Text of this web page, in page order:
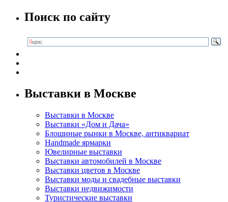
Поиск по сайту
Выставки в Москве
Выставки в Москве
Выставки «Дом и Дача»
Блошиные рынки в Москве, антиквариат
Handmade ярмарки
Ювелирные выставки
Выставки автомобилей в Москве
Выставки цветов в Москве
Выставки моды и свадебные выставки
Выставки недвижимости
Туристические выставки